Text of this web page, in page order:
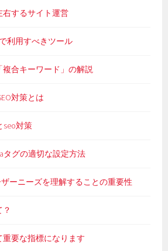
するサイト運営
利用すべきツール
複合キーワード」の解説
対策とは
seo対策
タグの適切な設定方法
ーニーズを理解することの重要性
重要な指標になります